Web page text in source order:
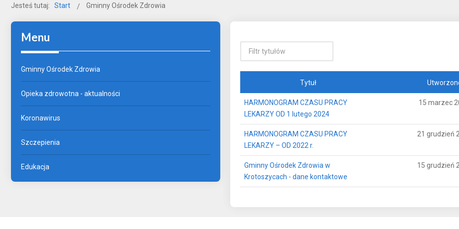
Jesteś tutaj: Start Gminny Ośrodek Zdrowia
Tytuł
HARMONOGRAM CZASU PRACY
LEKARZY OD 1 lutego 2024
15 marzec
HARMONOGRAM CZASU PRACY
LEKARZY – OD 2022 r.
21 grudzień
Gminny Ośrodek Zdrowia w
Krotoszycach - dane kontaktowe
15 grudzień
Menu
Gminny Ośrodek Zdrowia
Opieka zdrowotna - aktualności
Koronawirus
Szczepienia
Edukacja